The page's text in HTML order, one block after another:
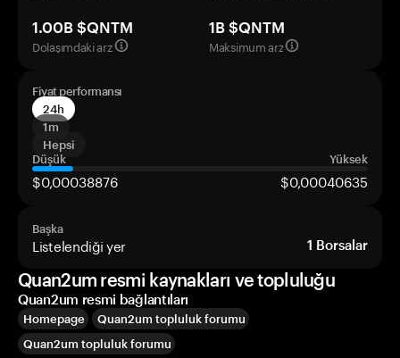
1.00B $QNTM
Dolaşımdaki arz
1B $QNTM
Maksimum arz
Fiyat performansı
24h
1m
Hepsi
Düşük
Yüksek
$0,00038876 $0,00040635
Başka
Listelendiği yer 1 Borsalar
Quan2um resmi kaynakları ve topluluğu
Quan2um resmi bağlantıları
Homepage
Quan2um topluluk forumu
Quan2um topluluk forumu